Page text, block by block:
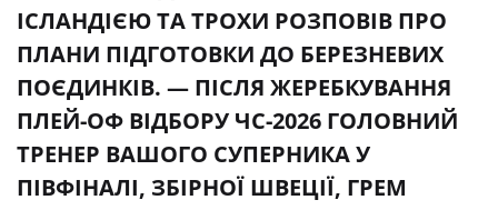
ІСЛАНДІЄЮ ТА ТРОХИ РОЗПОВІВ ПРО
ПЛАНИ ПІДГОТОВКИ ДО БЕРЕЗНЕВИХ
ПОЄДИНКІВ. — ПІСЛЯ ЖЕРЕБКУВАННЯ
ПЛЕЙ-ОФ ВІДБОРУ ЧС-2026 ГОЛОВНИЙ
ТРЕНЕР ВАШОГО СУПЕРНИКА У
ПІВФІНАЛІ, ЗБІРНОЇ ШВЕЦІЇ, ГРЕМ